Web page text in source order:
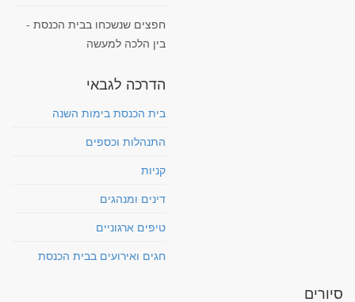
חפצים שנשכחו בבית הכנסת -
בין הלכה למעשה
הדרכה לגבאי
בית הכנסת בימות השנה
התנהלות וכספים
קניות
דינים ומנהגים
טיפים ארגוניים
חגים ואירועים בבית הכנסת
סיורים